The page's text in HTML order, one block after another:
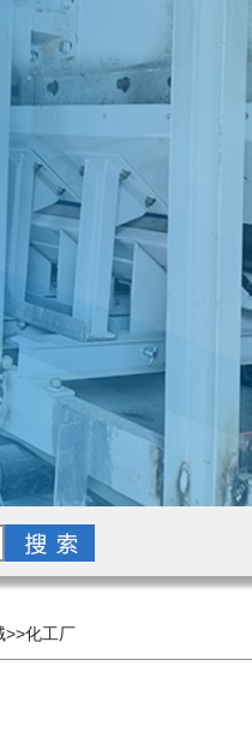
>>化工厂